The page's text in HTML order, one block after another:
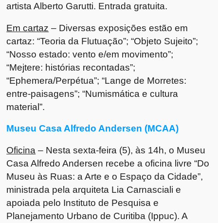
artista Alberto Garutti. Entrada gratuita.
Em cartaz – Diversas exposições estão em
cartaz: “Teoria da Flutuação”; “Objeto Sujeito”;
“Nosso estado: vento e/em movimento”;
“Mejtere: histórias recontadas”;
“Ephemera/Perpétua”; “Lange de Morretes:
entre-paisagens”; “Numismática e cultura
material”.
Museu Casa Alfredo Andersen (MCAA)
Oficina – Nesta sexta-feira (5), às 14h, o Museu
Casa Alfredo Andersen recebe a oficina livre “Do
Museu às Ruas: a Arte e o Espaço da Cidade”,
ministrada pela arquiteta Lia Carnasciali e
apoiada pelo Instituto de Pesquisa e
Planejamento Urbano de Curitiba (Ippuc). A